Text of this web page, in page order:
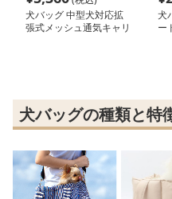
犬バッグ 中型犬対応拡
張式メッシュ通気キャリ
犬
ー
犬バッグの種類と特